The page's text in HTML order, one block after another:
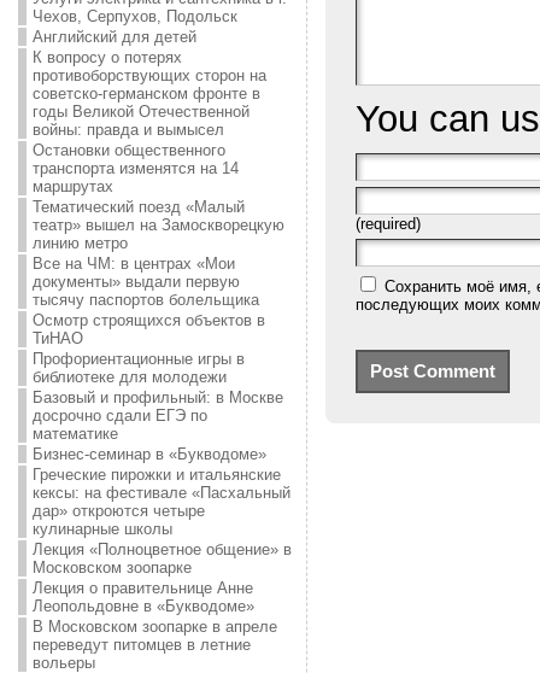
Чехов, Серпухов, Подольск
Английский для детей
К вопросу о потерях
противоборствующих сторон на
советско-германском фронте в
годы Великой Отечественной
войны: правда и вымысел
Остановки общественного
транспорта изменятся на 14
маршрутах
Тематический поезд «Малый
театр» вышел на Замоскворецкую
линию метро
Все на ЧМ: в центрах «Мои
документы» выдали первую
тысячу паспортов болельщика
Осмотр строящихся объектов в
ТиНАО
Профориентационные игры в
библиотеке для молодежи
Базовый и профильный: в Москве
досрочно сдали ЕГЭ по
математике
Бизнес-семинар в «Букводоме»
Греческие пирожки и итальянские
кексы: на фестивале «Пасхальный
дар» откроются четыре
кулинарные школы
Лекция «Полноцветное общение» в
Московском зоопарке
Лекция о правительнице Анне
Леопольдовне в «Букводоме»
В Московском зоопарке в апреле
переведут питомцев в летние
вольеры
You can
(required)
Сохранить моё имя,
последующих моих